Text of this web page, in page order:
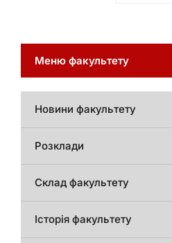
Меню факультету
Новини факультету
Розклади
Склад факультету
Історія факультету